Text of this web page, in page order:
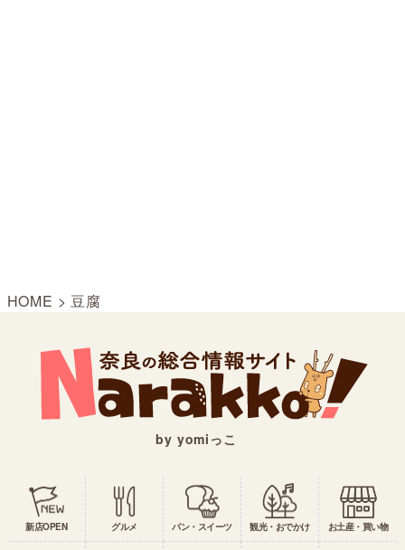
HOME >豆腐
by yomiっこ
新店OPEN グルメ パン・スイーツ 観光・おでかけ お土産・買い物